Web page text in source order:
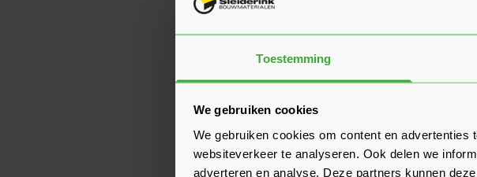
Toestemming
We gebruiken cookies
We gebruiken cookies om content en
websiteverkeer te analyseren. Ook delen we
adverteren en analyse. Deze partners kunnen